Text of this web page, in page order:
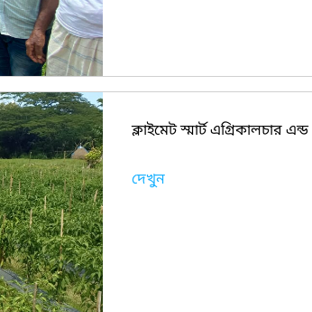
ক্লাইমেট স্মার্ট এগ্রিকালচার
দেখুন